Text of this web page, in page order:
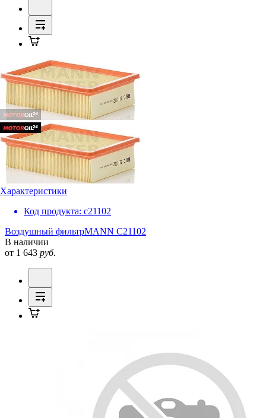
Характеристики
Код продукта: c21102
Воздушный фильтрMANN C21102
В наличии
от 1 643 руб.